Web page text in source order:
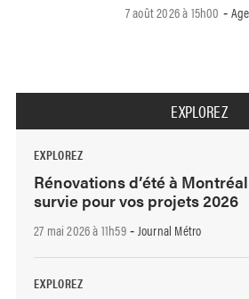
7 août 2026 à 15h00 -
EXPLOREZ
EXPLOREZ
Rénovations d’été à
survie pour vos projets 2026
27 mai 2026 à 11h59- Journal Métro
EXPLOREZ